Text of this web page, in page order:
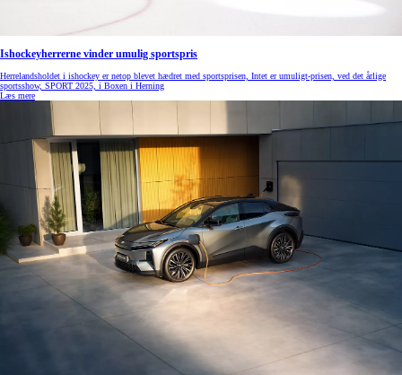
Ishockeyherrerne vinder umulig sportspris
Herrelandsholdet i ishockey er netop blevet hædret med sportsprisen, Intet er umuligt-prisen, ved det årlige
sportsshow, SPORT 2025, i Boxen i Herning
Læs mere